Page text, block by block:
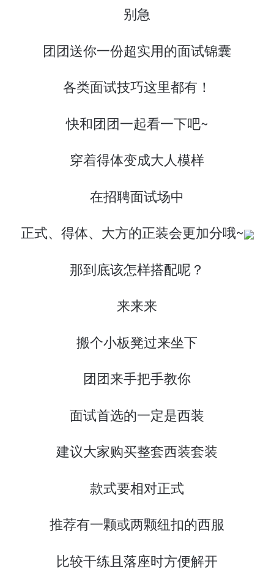
别急
团团送你一份超实用的面试锦囊
各类面试技巧这里都有！
快和团团一起看一下吧~
穿着得体变成大人模样
在招聘面试场中
正式、得体、大方的正装会更加分哦~
那到底该怎样搭配呢？
来来来
搬个小板凳过来坐下
团团来手把手教你
面试首选的一定是西装
建议大家购买整套西装套装
款式要相对正式
推荐有一颗或两颗纽扣的西服
比较干练且落座时方便解开